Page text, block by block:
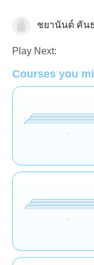
Early Childhood
ชยานันต์ คัน
Play Next:
Courses you